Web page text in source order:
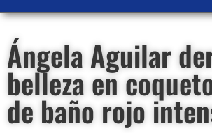
Ángela Aguilar
belleza en
de baño rojo